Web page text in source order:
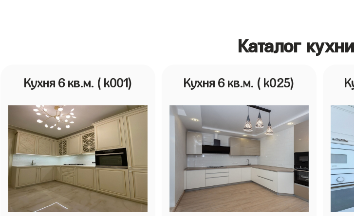
Каталог
Кухня 6 кв.м. ( k001) Кухня 6 кв.м. ( k025)